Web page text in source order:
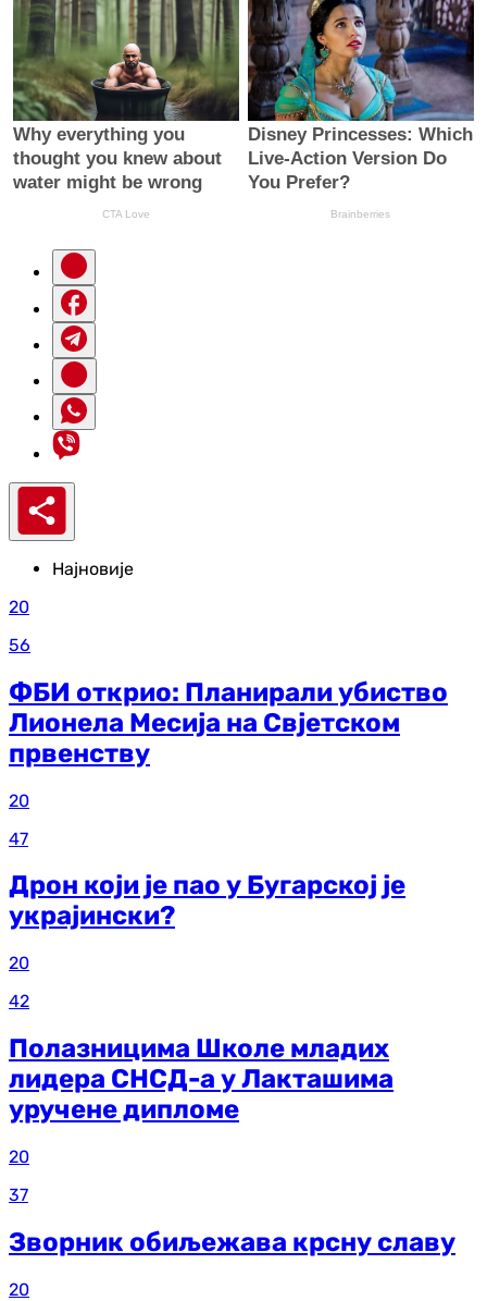
Најновије
20
56
ФБИ открио: Планирали убиство
Лионела Месија на Свјетском
првенству
20
47
Дрон који је пао у Бугарској је
украјински?
20
42
Полазницима Школе младих
лидера СНСД-а у Лакташима
уручене дипломе
20
37
Зворник обиљежава крсну славу
20